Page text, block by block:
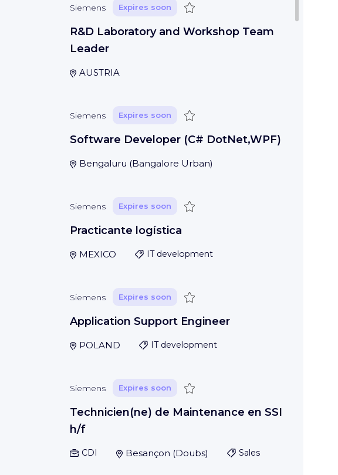
Siemens Expires soon Save
R&D Laboratory and Workshop Team
Leader
AUSTRIA
Siemens Expires soon Save
Software Developer (C# DotNet,WPF)
Bengaluru (Bangalore Urban)
Siemens Expires soon Save
Practicante logística
MEXICO IT development
Siemens Expires soon Save
Application Support Engineer
POLAND IT development
Siemens Expires soon Save
Technicien(ne) de Maintenance en SSI
h/f
CDI Besançon (Doubs) Sales